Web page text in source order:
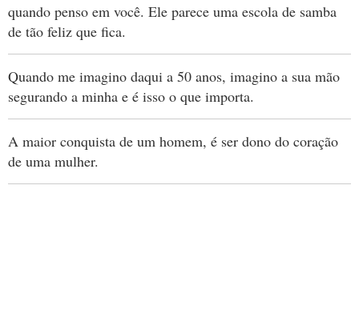
quando penso em você. Ele parece uma escola de samba
de tão feliz que fica.
Quando me imagino daqui a 50 anos, imagino a sua mão
segurando a minha e é isso o que importa.
A maior conquista de um homem, é ser dono do coração
de uma mulher.